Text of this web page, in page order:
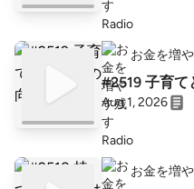
お金を増
#2519
Aug 1, 2026
お金を増